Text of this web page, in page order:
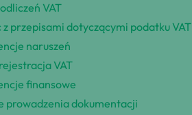
VAT
z przepisami dotyczącymi podatku VAT
naruszeń
VAT
finansowe
prowadzenia dokumentacji